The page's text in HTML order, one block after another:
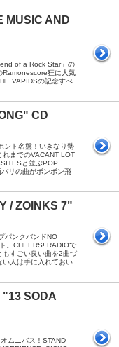
MUSIC AND
of a Rock Star」の
Ramonescore狂に人気
VAPIDSの記念すべ
CD
ント名盤！いきなり勢
れまでのVACANT LOT
と並ぶPOP
リの曲がボンボン飛
/ ZOINKS 7"
パンクバンドNO
。CHEERS! RADIOで
もすごい良い曲を2曲づ
い人は手に入れておい
"13 SODA
ムニバス！STAND